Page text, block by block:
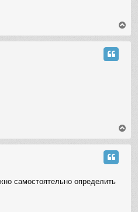
o
p
o
p
самостоятельно определить